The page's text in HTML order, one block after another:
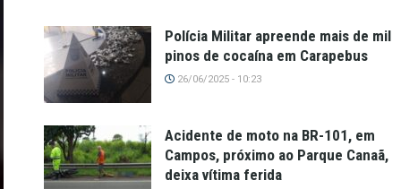
Polícia Militar apreende mais de mil
pinos de cocaína em Carapebus
26/06/2025 - 10:23
Acidente de moto na BR-101, em
Campos, próximo ao Parque Canaã,
deixa vítima ferida